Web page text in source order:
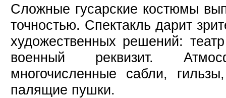
Сложные гусарские костюмы
точностью. Спектакль дарит
художественных решений:
военный реквизит.
многочисленные сабли,
палящие пушки.